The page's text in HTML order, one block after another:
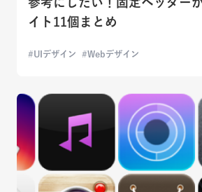
イト11個まとめ
UIデザイン Webデザイン